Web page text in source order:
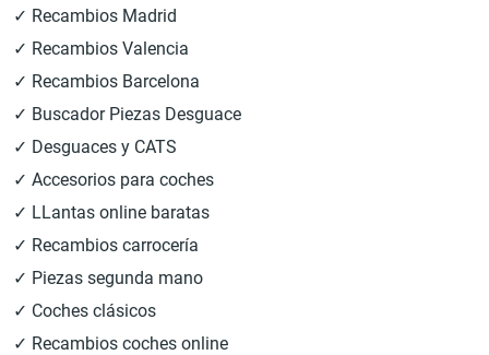
✓ Recambios Madrid
✓ Recambios Valencia
✓ Recambios Barcelona
✓ Buscador Piezas Desguace
✓ Desguaces y CATS
✓ Accesorios para coches
✓ LLantas online baratas
✓ Recambios carrocería
✓ Piezas segunda mano
✓ Coches clásicos
✓ Recambios coches online